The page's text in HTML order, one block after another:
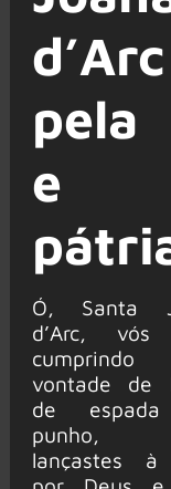
d’Arc
pela
e
Ó, Santa
d’Arc, vós
vontade de
de
punho,
lançastes